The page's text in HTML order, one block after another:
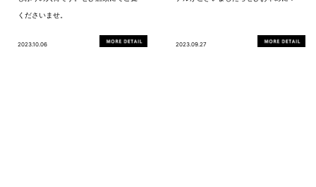
くださいませ。
2023.10.06 2023.09.27